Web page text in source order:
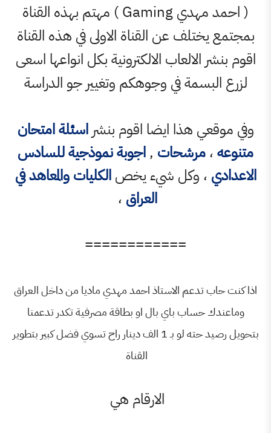
( احمد مهدي Gaming ) مهتم بهذه القناة
عن القناة الاولى في هذه القناة
الالعاب الالكترونية بكل انواعها اسعى
في وجوهكم وتغيير جو الدراسة
هذا ايضا اقوم بنشراسئلة امتحان
مرشحات,اجوبة نموذجية للسادس
، وكل شيء يخصالكليات والمعاهد في
============
تدعم الاستاذ احمد مهدي ماديا من داخل العراق
باي بال او بطاقة مصرفية تكدر تدعمنا
بتحويل رصيد حته لو بـ 1 الف دينار راح تسوي فضل كبير بتطوير